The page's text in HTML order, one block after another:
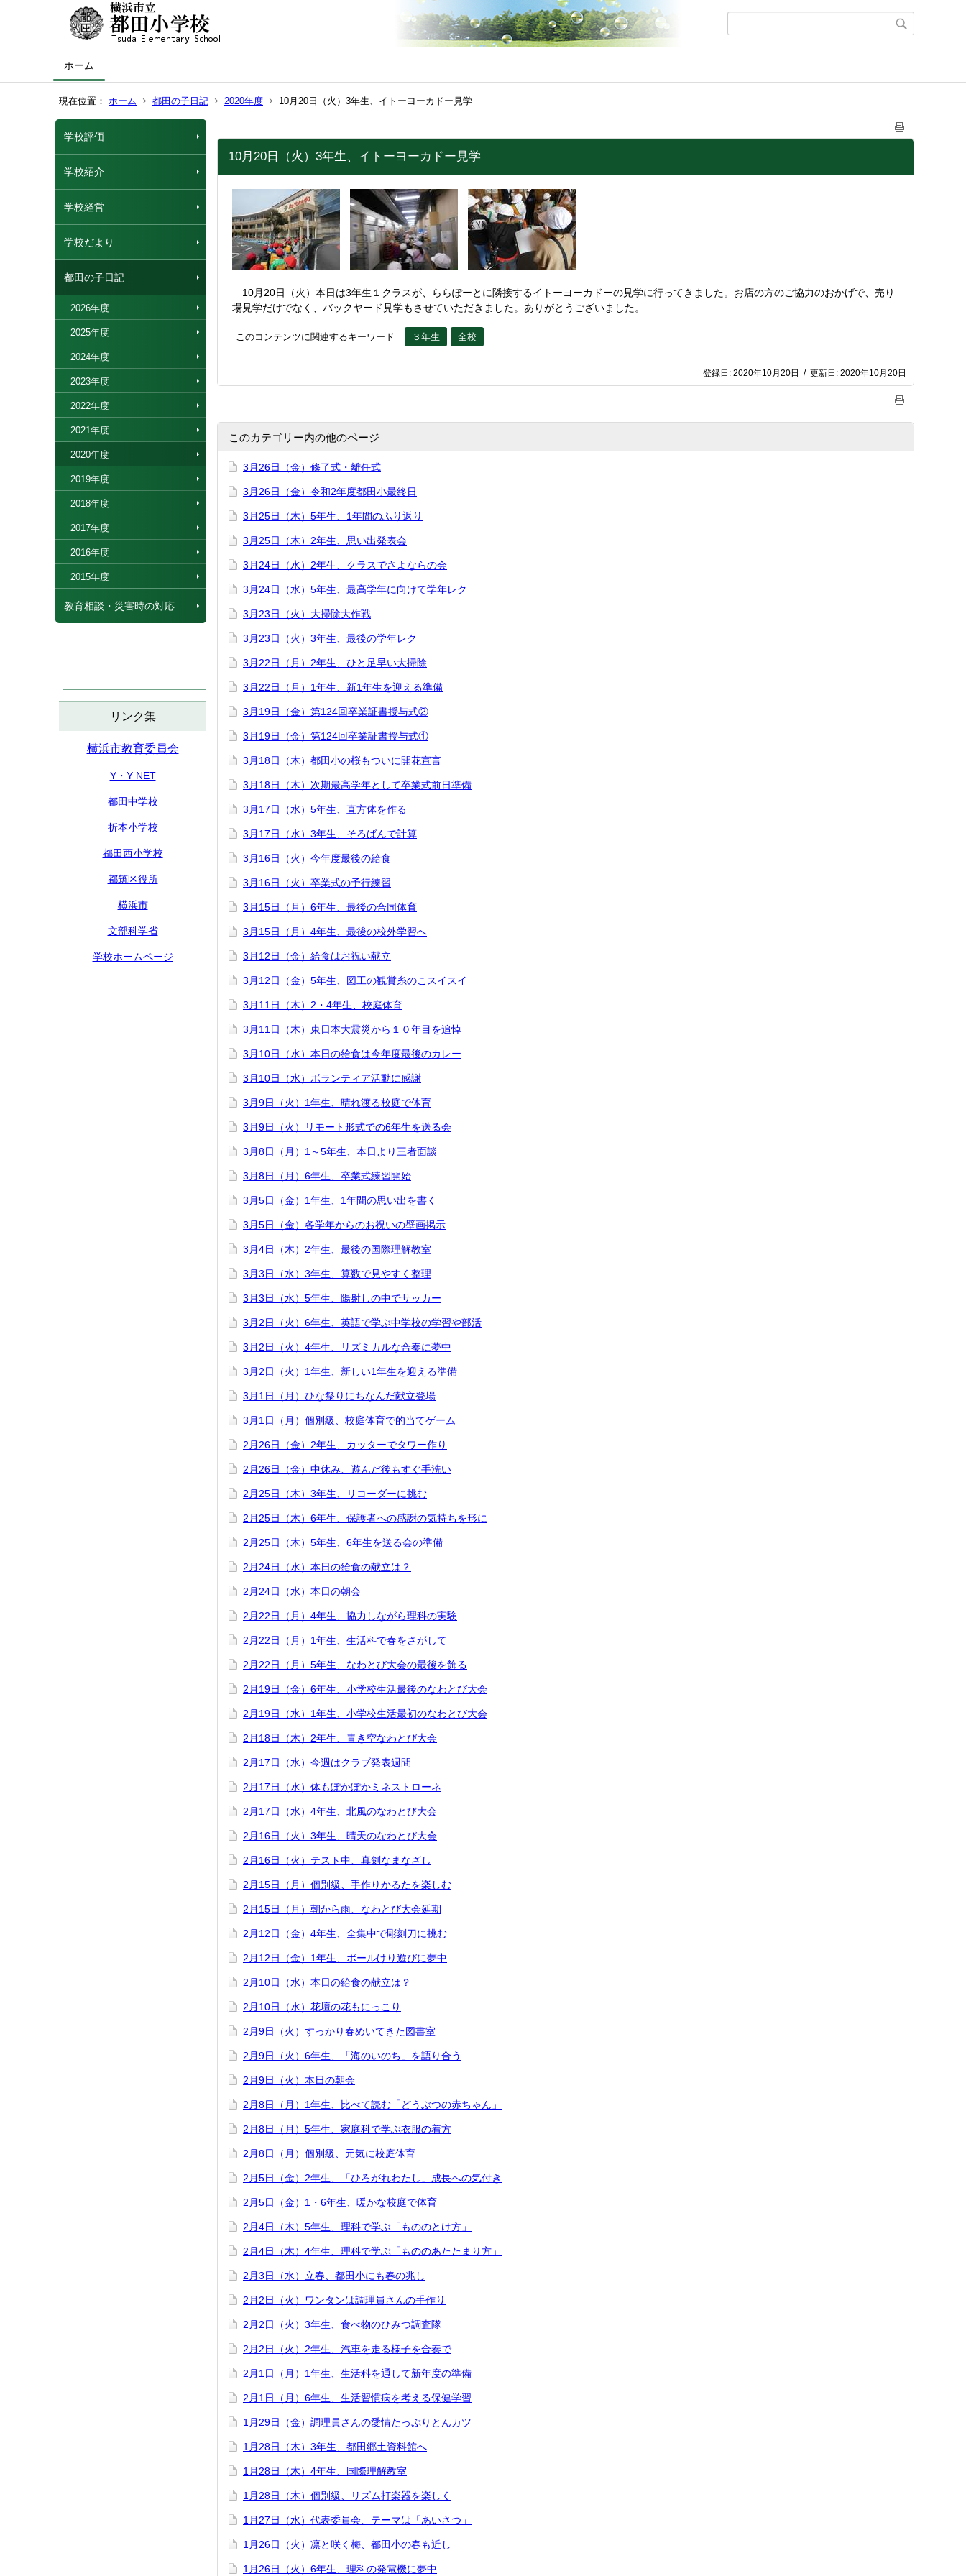
ホーム
現在位置： ホーム 都田の子日記 2020年度 10月20日（火）3年生、イトーヨーカドー見学
学校評価
学校紹介
学校経営
学校だより
都田の子日記
2026年度
2025年度
2024年度
2023年度
2022年度
2021年度
2020年度
2019年度
2018年度
2017年度
2016年度
2015年度
教育相談・災害時の対応
リンク集
横浜市教育委員会
Y・Y NET
都田中学校
折本小学校
都田西小学校
都筑区役所
横浜市
文部科学省
学校ホームページ
10月20日（火）3年生、イトーヨーカドー見学
10月20日（火）本日は3年生１クラスが、ららぽーとに隣接するイトーヨーカドーの見学に行ってきました。お店の方のご協力のおかげで、売り
場見学だけでなく、バックヤード見学もさせていただきました。ありがとうございました。
このコンテンツに関連するキーワード ３年生 全校
登録日: 2020年10月20日 / 更新日: 2020年10月20日
このカテゴリー内の他のページ
3月26日（金）修了式・離任式
3月26日（金）令和2年度都田小最終日
3月25日（木）5年生、1年間のふり返り
3月25日（木）2年生、思い出発表会
3月24日（水）2年生、クラスでさよならの会
3月24日（水）5年生、最高学年に向けて学年レク
3月23日（火）大掃除大作戦
3月23日（火）3年生、最後の学年レク
3月22日（月）2年生、ひと足早い大掃除
3月22日（月）1年生、新1年生を迎える準備
3月19日（金）第124回卒業証書授与式②
3月19日（金）第124回卒業証書授与式①
3月18日（木）都田小の桜もついに開花宣言
3月18日（木）次期最高学年として卒業式前日準備
3月17日（水）5年生、直方体を作る
3月17日（水）3年生、そろばんで計算
3月16日（火）今年度最後の給食
3月16日（火）卒業式の予行練習
3月15日（月）6年生、最後の合同体育
3月15日（月）4年生、最後の校外学習へ
3月12日（金）給食はお祝い献立
3月12日（金）5年生、図工の観賞糸のこスイスイ
3月11日（木）2・4年生、校庭体育
3月11日（木）東日本大震災から１０年目を追悼
3月10日（水）本日の給食は今年度最後のカレー
3月10日（水）ボランティア活動に感謝
3月9日（火）1年生、晴れ渡る校庭で体育
3月9日（火）リモート形式での6年生を送る会
3月8日（月）1～5年生、本日より三者面談
3月8日（月）6年生、卒業式練習開始
3月5日（金）1年生、1年間の思い出を書く
3月5日（金）各学年からのお祝いの壁画掲示
3月4日（木）2年生、最後の国際理解教室
3月3日（水）3年生、算数で見やすく整理
3月3日（水）5年生、陽射しの中でサッカー
3月2日（火）6年生、英語で学ぶ中学校の学習や部活
3月2日（火）4年生、リズミカルな合奏に夢中
3月2日（火）1年生、新しい1年生を迎える準備
3月1日（月）ひな祭りにちなんだ献立登場
3月1日（月）個別級、校庭体育で的当てゲーム
2月26日（金）2年生、カッターでタワー作り
2月26日（金）中休み、遊んだ後もすぐ手洗い
2月25日（木）3年生、リコーダーに挑む
2月25日（木）6年生、保護者への感謝の気持ちを形に
2月25日（木）5年生、6年生を送る会の準備
2月24日（水）本日の給食の献立は？
2月24日（水）本日の朝会
2月22日（月）4年生、協力しながら理科の実験
2月22日（月）1年生、生活科で春をさがして
2月22日（月）5年生、なわとび大会の最後を飾る
2月19日（金）6年生、小学校生活最後のなわとび大会
2月19日（水）1年生、小学校生活最初のなわとび大会
2月18日（木）2年生、青き空なわとび大会
2月17日（水）今週はクラブ発表週間
2月17日（水）体もぽかぽかミネストローネ
2月17日（水）4年生、北風のなわとび大会
2月16日（火）3年生、晴天のなわとび大会
2月16日（火）テスト中、真剣なまなざし
2月15日（月）個別級、手作りかるたを楽しむ
2月15日（月）朝から雨、なわとび大会延期
2月12日（金）4年生、全集中で彫刻刀に挑む
2月12日（金）1年生、ボールけり遊びに夢中
2月10日（水）本日の給食の献立は？
2月10日（水）花壇の花もにっこり
2月9日（火）すっかり春めいてきた図書室
2月9日（火）6年生、「海のいのち」を語り合う
2月9日（火）本日の朝会
2月8日（月）1年生、比べて読む「どうぶつの赤ちゃん」
2月8日（月）5年生、家庭科で学ぶ衣服の着方
2月8日（月）個別級、元気に校庭体育
2月5日（金）2年生、「ひろがれわたし」成長への気付き
2月5日（金）1・6年生、暖かな校庭で体育
2月4日（木）5年生、理科で学ぶ「もののとけ方」
2月4日（木）4年生、理科で学ぶ「もののあたたまり方」
2月3日（水）立春、都田小にも春の兆し
2月2日（火）ワンタンは調理員さんの手作り
2月2日（火）3年生、食べ物のひみつ調査隊
2月2日（火）2年生、汽車を走る様子を合奏で
2月1日（月）1年生、生活科を通して新年度の準備
2月1日（月）6年生、生活習慣病を考える保健学習
1月29日（金）調理員さんの愛情たっぷりとんカツ
1月28日（木）3年生、都田郷土資料館へ
1月28日（木）4年生、国際理解教室
1月28日（木）個別級、リズム打楽器を楽しく
1月27日（水）代表委員会、テーマは「あいさつ」
1月26日（火）凛と咲く梅、都田小の春も近し
1月26日（火）6年生、理科の発電機に夢中